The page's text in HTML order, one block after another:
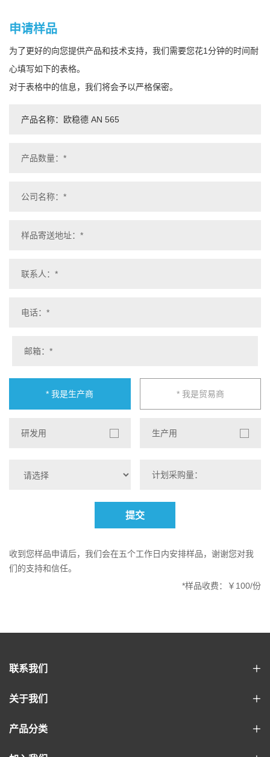
申请样品
为了更好的向您提供产品和技术支持，我们需要您花1分钟的时间耐
心填写如下的表格。
对于表格中的信息，我们将会予以严格保密。
* 我是生产商 * 我是贸易商
研发用 生产用
提交
收到您样品申请后，我们会在五个工作日内安排样品，谢谢您对我
们的支持和信任。
*样品收费：￥100/份
联系我们
关于我们
产品分类